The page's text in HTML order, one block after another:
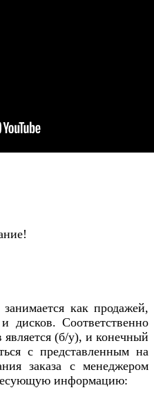
как продажей,
дисков. Соответственно
является (б/у), и конечный
с представленным на
заказа с менеджером
информацию: